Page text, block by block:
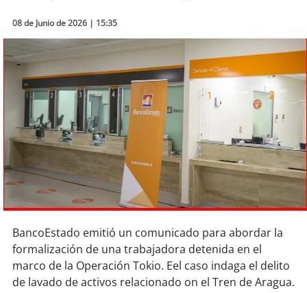
Tecnología
Sostenibilidad
soychile
soy arica
soyiquique
soy calama
soycopiapó
soyvalparaíso
08 de Junio de 2026 | 15:35
BancoEstado emitió un comunicado para abordar la
formalización de una trabajadora detenida en el
marco de la Operación Tokio. Eel caso indaga el delito
de lavado de activos relacionado on el Tren de Aragua.